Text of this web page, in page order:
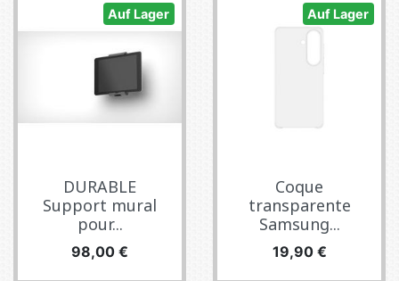
Auf Lager
DURABLE
Support mural
pour...
Preis
98,00 €
Auf Lager
Coque
transparente
Samsung...
Preis
19,90 €